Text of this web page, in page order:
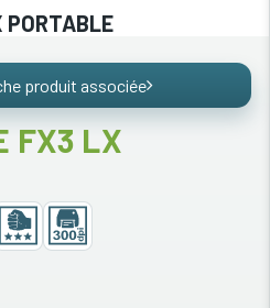
PORTABLE
produit associée
FX3 LX